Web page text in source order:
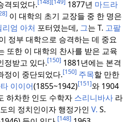
격되었다.
1877년 마드라
이 대학의 초기 교장들 중 한 명은
리엄 아처 포터였는데, 그는 T. 고팔
정부 대학으로 승격하는 데 중요
또한 이 대학의 찬사를 받은 교육
정받고 있다.[150] 1881년에는 본격
정이 중단되었다.[150] 주목할 만한
이이어(1855~1942)[151]와 1904
하차한 인도 수학자 스리니바사 라
의 정치인이자 행정가인 V. S.
[148]